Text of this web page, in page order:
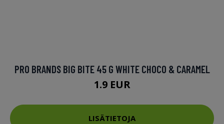
PRO BRANDS BIG BITE 45 G WHITE CHOCO & CARAMEL
1.9 EUR
LISÄTIETOJA